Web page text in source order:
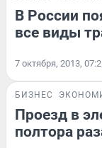
В России
все виды
7 октября, 2013,
БИЗНЕС
Проезд в
полтора